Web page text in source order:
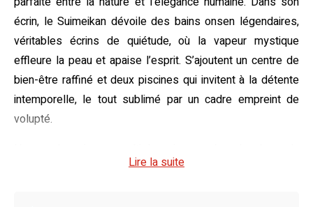
écrin, le Suimeikan dévoile des bains onsen légendaires,
véritables écrins de quiétude, où la vapeur mystique
effleure la peau et apaise l’esprit. S’ajoutent un centre de
bien-être raffiné et deux piscines qui invitent à la détente
intemporelle, le tout sublimé par un cadre empreint de
volupté.
Suimeikan promettent un séjour enchanteur. Que vous
Lire la suite